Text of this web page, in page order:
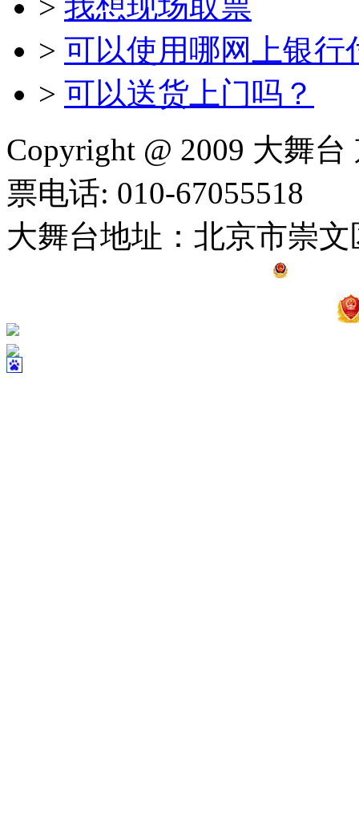
> 可以使用哪网上银行
> 可以送货上门吗？
Copyright @ 2009 大舞
票电话: 010-67055518
大舞台地址：北京市崇